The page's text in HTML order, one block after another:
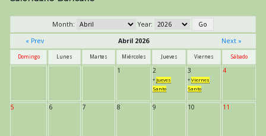
Month:
Year:
« Prev
Abril 2026 Next »
Domingo Lunes Martes Miércoles Jueves Viernes Sábado
1 2
* Jueves
Santo
3
* Viernes
Santo
4
5 6 7 8 9 10 11